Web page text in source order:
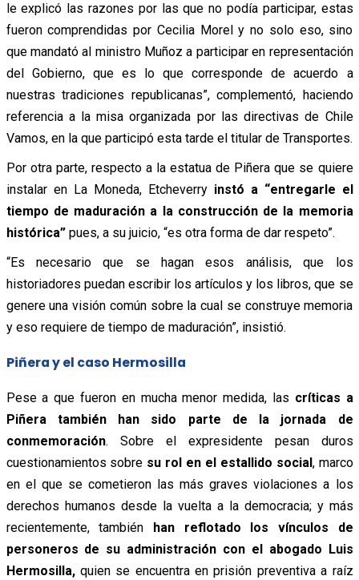
le explicó las razones por las que no podía participar, estas
fueron comprendidas por Cecilia Morel y no solo eso, sino
que mandató al ministro Muñoz a participar en representación
del Gobierno, que es lo que corresponde de acuerdo a
nuestras tradiciones republicanas”, complementó, haciendo
referencia a la misa organizada por las directivas de Chile
Vamos, en la que participó esta tarde el titular de Transportes.
Por otra parte, respecto a la estatua de Piñera que se quiere
instalar en La Moneda, Etcheverry instó a “entregarle el
tiempo de maduración a la construcción de la memoria
histórica”pues, a su juicio, “es otra forma de dar respeto”.
“Es necesario que se hagan esos análisis, que los
historiadores puedan escribir los artículos y los libros, que se
genere una visión común sobre la cual se construye memoria
y eso requiere de tiempo de maduración”, insistió.
Piñera y el caso Hermosilla
Pese a que fueron en mucha menor medida, las críticas a
Piñera también han sido parte de la jornada de
conmemoración. Sobre el expresidente pesan duros
cuestionamientos sobre su rol en el estallido social , marco
en el que se cometieron las más graves violaciones a los
derechos humanos desde la vuelta a la democracia; y más
recientemente, también
han reflotado los vínculos de
personeros de su administración con el abogado Luis
Hermosilla, quien se encuentra en prisión preventiva a raíz